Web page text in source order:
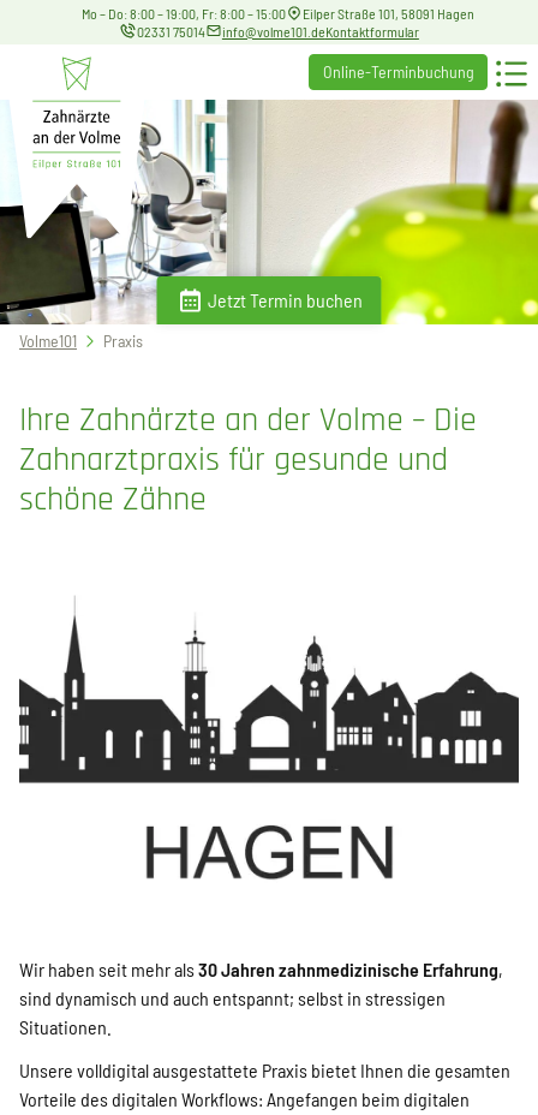
Mo – Do: 8:00 – 19:00, Fr: 8:00 – 15:00
Eilper Straße 101, 58091 Hagen
02331 75014
info@volme101.deKontaktformular
Online-Terminbuchung
Jetzt Termin buchen
Sie
hier:
Volme101 Praxis
Ihre Zahnärzte an der Volme – Die
Zahnarztpraxis für gesunde und
schöne Zähne
Wir haben seit mehr als30 Jahren zahnmedizinische Erfahrung,
sind dynamisch und auch entspannt; selbst in stressigen
Situationen.
Unsere volldigital ausgestattete Praxis bietet Ihnen die gesamten
Vorteile des digitalen Workflows: Angefangen beim digitalen